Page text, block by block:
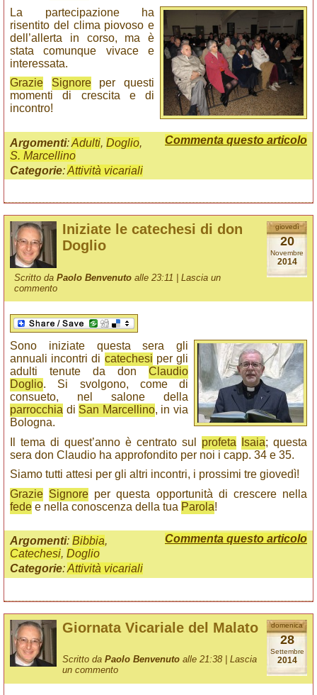
La partecipazione ha
risentito del clima piovoso e
dell’allerta in corso, ma è
stata comunque vivace e
interessata.
Grazie
Signoreper questi
momenti di crescita e di
incontro!
Commenta questo articolo
Argomenti:Adulti, Doglio,
S. Marcellino
Categorie:Attività vicariali
giovedì
20
Novembre
2014
Iniziate le catechesi di don
Doglio
Scritto daPaolo Benvenuto alle 23:11 |Lascia un
commento
Sono iniziate questa sera gli
annuali incontri di catechesi per gli
adulti tenute da don Claudio
Doglio. Si svolgono, come di
consueto, nel salone della
parrocchia di San Marcellino, in via
Bologna.
Il tema di quest’anno è centrato sul profeta Isaia; questa
sera don Claudio ha approfondito per noi i capp. 34 e 35.
Siamo tutti attesi per gli altri incontri, i prossimi tre giovedì!
Grazie Signore per questa opportunità di crescere nella
fede e nella conoscenza della tua Parola!
Commenta questo articolo
Argomenti: Bibbia,
Catechesi, Doglio
Categorie:Attività vicariali
domenica
28
Settembre
2014
Giornata Vicariale del Malato
Scritto da Paolo Benvenuto alle 21:38 | Lascia
un commento